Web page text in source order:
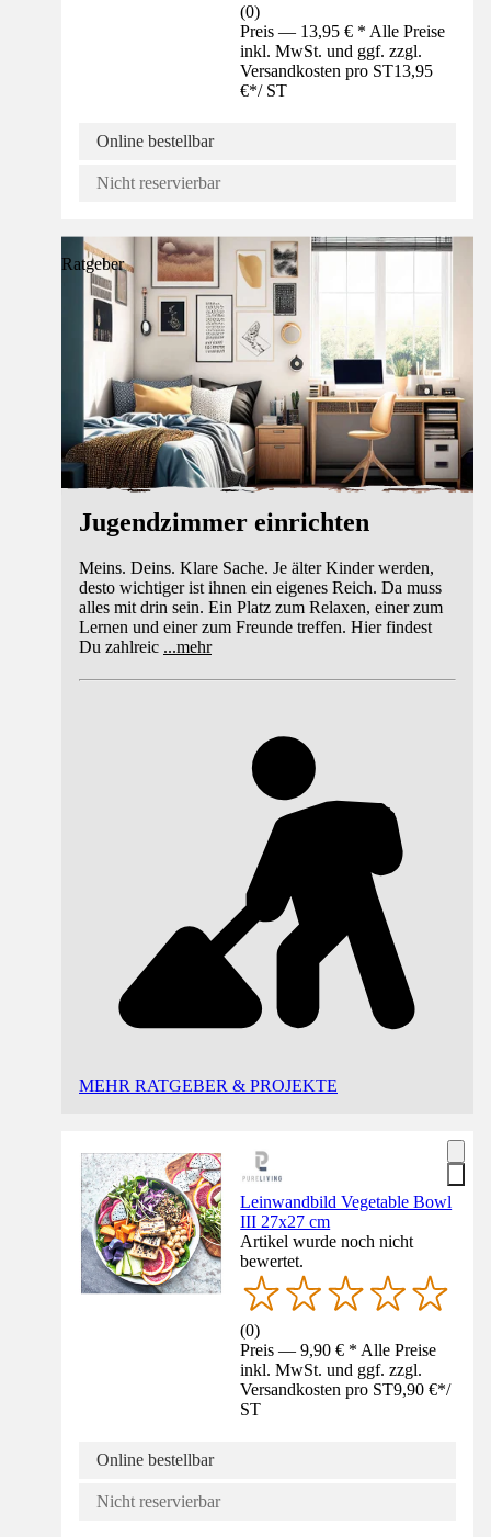
(0)
Preis — 13,95 € * Alle Preise
inkl. MwSt. und ggf. zzgl.
Versandkosten pro ST13,95
€*/ ST
Online bestellbar
Nicht reservierbar
Ratgeber
Jugendzimmer einrichten
Meins. Deins. Klare Sache. Je älter Kinder werden,
desto wichtiger ist ihnen ein eigenes Reich. Da muss
alles mit drin sein. Ein Platz zum Relaxen, einer zum
Lernen und einer zum Freunde treffen. Hier findest
Du zahlreic ...mehr
MEHR RATGEBER & PROJEKTE
Leinwandbild Vegetable Bowl
III 27x27 cm
Artikel wurde noch nicht
bewertet.
(0)
Preis — 9,90 € * Alle Preise
inkl. MwSt. und ggf. zzgl.
Versandkosten pro ST9,90 €*/
ST
Online bestellbar
Nicht reservierbar